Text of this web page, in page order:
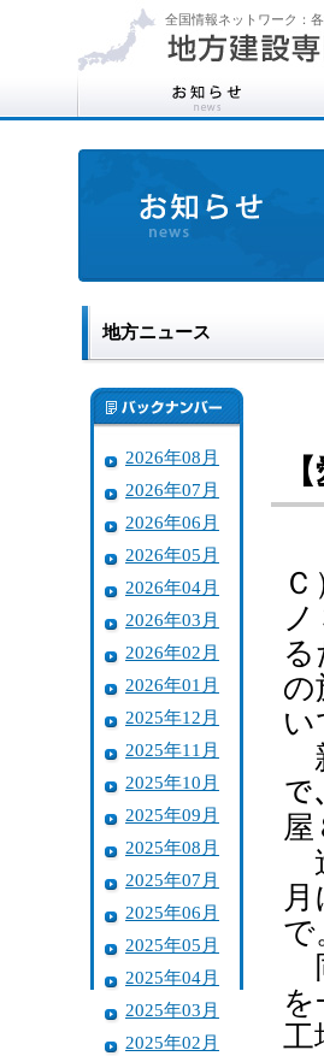
全国情報ネットワーク：
地方ニュース
2026年08月
2026年07月
2026年06月
2026年05月
2026年04月
2026年03月
2026年02月
2026年01月
2025年12月
2025年11月
2025年10月
2025年09月
2025年08月
2025年07月
2025年06月
2025年05月
2025年04月
2025年03月
2025年02月
の
い
で
屋
で
工